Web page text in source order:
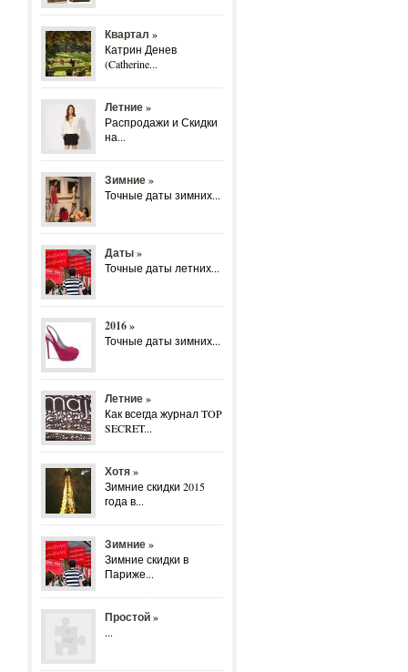
Квартал »
Катрин Денев
(Catherine...
Летние »
Распродажи и Скидки
на...
Зимние »
Точные даты зимних...
Даты »
Точные даты летних...
2016 »
Точные даты зимних...
Летние »
Как всегда журнал TOP
SECRET...
Хотя »
Зимние скидки 2015
года в...
Зимние »
Зимние скидки в
Париже...
Простой »
...